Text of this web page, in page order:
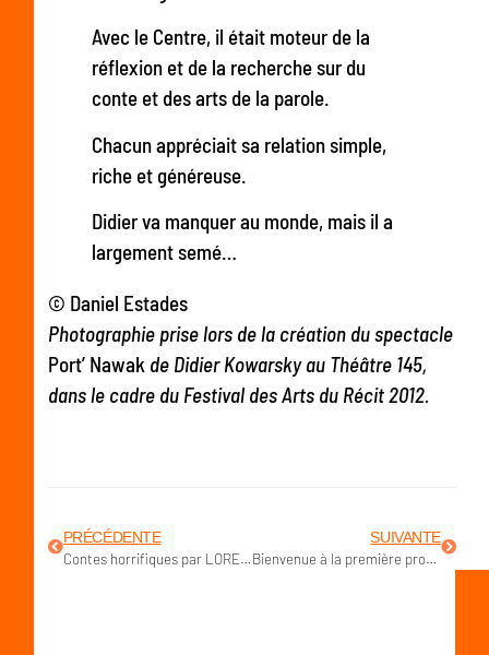
Avec le Centre, il était moteur de la
réflexion et de la recherche sur du
conte et des arts de la parole.
Chacun appréciait sa relation simple,
riche et généreuse.
Didier va manquer au monde, mais il a
largement semé…
© Daniel Estades
Photographie prise lors de la création du spectacle
Port’ Nawak de Didier Kowarsky au Théâtre 145,
dans le cadre du Festival des Arts du Récit 2012.
PRÉCÉDENTE
Contes horrifiques par LORETTE ANDERSEN
SUIVANTE
Bienvenue à la première promotion Pas à Pas !